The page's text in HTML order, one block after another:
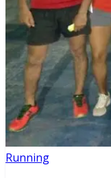
Running